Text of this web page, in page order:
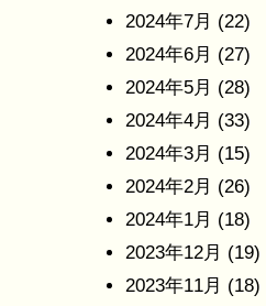
2024年7月 (22)
2024年6月 (27)
2024年5月 (28)
2024年4月 (33)
2024年3月 (15)
2024年2月 (26)
2024年1月 (18)
2023年12月 (19)
2023年11月 (18)